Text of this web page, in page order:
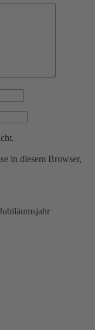
in diesem Browser,